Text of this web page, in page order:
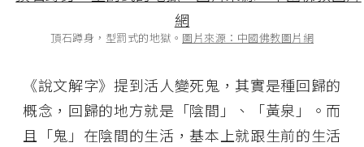
頂石蹲身，型罰式的地獄。 圖片來源：中國佛教圖片網
《說文解字》提到活人變死鬼，其實是種回歸的
概念，回歸的地方就是「陰間」、「黃泉」。而
且「鬼」在陰間的生活，基本上就跟生前的生活